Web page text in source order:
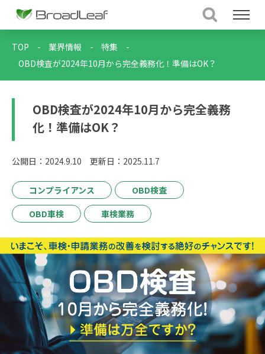
TOP - 業界情報 - 特集
-
OBD検査が2024年10月から完全義務化！準備はOK？
OBD検査が2024年10月から完全義務
化！準備はOK？
公開日：2024.9.10 更新日：2025.11.7
コンプライアンス
OBD検査
OBD車検
車検業務